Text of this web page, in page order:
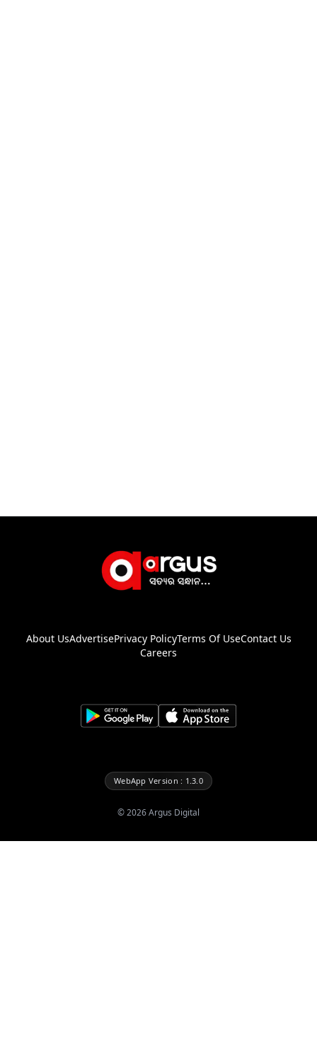
About UsAdvertisePrivacy PolicyTerms Of UseContact Us
Careers
WebApp Version : 1.3.0
©2026Argus Digital